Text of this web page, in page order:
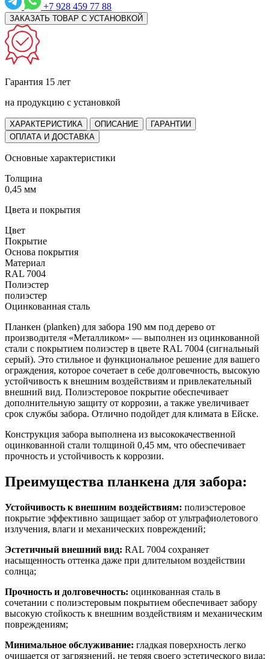
+7 928 459 77 88
ЗАКАЗАТЬ ТОВАР С УСТАНОВКОЙ
Гарантия 15 лет
на продукцию с установкой
ХАРАКТЕРИСТИКА ОПИСАНИЕ
ГАРАНТИИ
ОПЛАТА И ДОСТАВКА
Основные характеристики
Толщина
0,45 мм
Цвета и покрытия
Цвет
Покрытие
Основа покрытия
Материал
RAL 7004
Полиэстер
полиэстер
Оцинкованная сталь
Планкен (planken) для забора 190 мм под дерево от
производителя «Металликом» — выполнен из оцинкованной
стали с покрытием полиэстер в цвете RAL 7004 (сигнальный
серый). Это стильное и функциональное решение для вашего
ограждения, которое сочетает в себе долговечность, высокую
устойчивость к внешним воздействиям и привлекательный
внешний вид. Полиэстеровое покрытие обеспечивает
дополнительную защиту от коррозии, а также увеличивает
срок службы забора. Отлично подойдет для климата в Ейске.
Конструкция забора выполнена из высококачественной
оцинкованной стали толщиной 0,45 мм, что обеспечивает
прочность и устойчивость к коррозии.
Преимущества планкена для забора:
Устойчивость к внешним воздействиям: полиэстеровое
покрытие эффективно защищает забор от ультрафиолетового
излучения, влаги и механических повреждений;
Эстетичный внешний вид: RAL 7004 сохраняет
насыщенность оттенка даже при длительном воздействии
солнца;
Прочность и долговечность: оцинкованная сталь в
сочетании с полиэстеровым покрытием обеспечивает забору
высокую стойкость к внешним воздействиям и механическим
повреждениям;
Минимальное обслуживание: гладкая поверхность легко
очищается от загрязнений, не теряя своего эстетического вида;